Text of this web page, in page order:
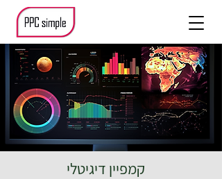
קמפיין דיגיטלי